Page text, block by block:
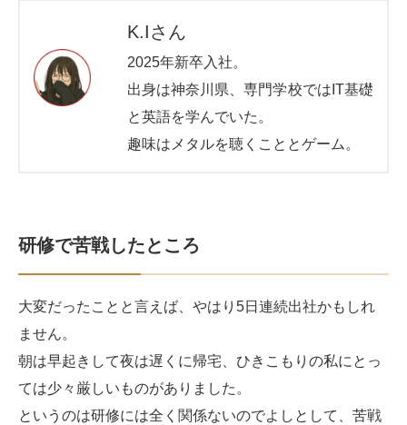
K.Iさん
2025年新卒入社。
出身は神奈川県、専門学校ではIT基礎
と英語を学んでいた。
趣味はメタルを聴くこととゲーム。
研修で苦戦したところ
大変だったことと言えば、やはり5日連続出社かもしれ
ません。
朝は早起きして夜は遅くに帰宅、ひきこもりの私にとっ
ては少々厳しいものがありました。
というのは研修には全く関係ないのでよしとして、苦戦